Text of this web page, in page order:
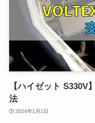
【ハイゼット S330V
法
2024年1月1日